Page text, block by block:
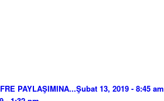
PAYLAŞIMINA...Şubat 13, 2019 - 8:45 am